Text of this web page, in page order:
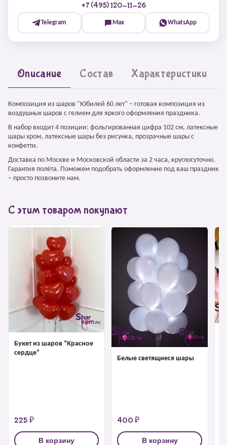
+7 (495) 120-11-26
Telegram Max WhatsApp
Описание Состав Характеристики
Композиция из шаров "Юбилей 60 лет" – готовая композиция из
воздушных шаров с гелием для яркого оформления праздника.
В набор входит 4 позиции: фольгированная цифра 102 см, латексные
шары хром, латексные шары без рисунка, прозрачные шары с
конфетти.
Доставка по Москве и Московской области за 2 часа, круглосуточно.
Гарантия полёта. Поможем подобрать оформление под ваш праздник
– просто позвоните нам.
С этим товаром покупают
Букет из шаров “Красное
сердце”
225 ₽
В корзину
Белые светящиеся шары
400 ₽
В корзину